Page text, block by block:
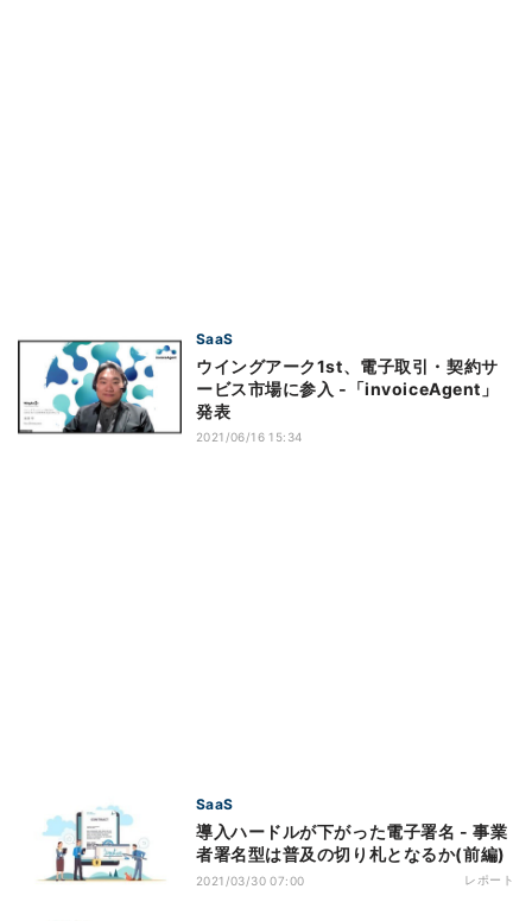
SaaS
ウイングアーク1st、電子取引・契約サ
ービス市場に参入 ‐「invoiceAgent」
発表
2021/06/16 15:34
SaaS
導入ハードルが下がった電子署名 - 事業
者署名型は普及の切り札となるか(前編)
2021/03/30 07:00 レポート